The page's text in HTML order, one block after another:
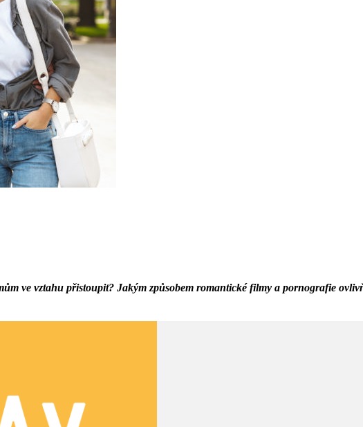
ve vztahu přistoupit? Jakým způsobem romantické filmy a pornografie